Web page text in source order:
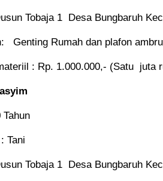
Tobaja 1 Desa Bungbaruh
Genting Rumah dan plafon
: Rp. 1.000.000,- (Satu juta
Tani
Tobaja 1 Desa Bungbaruh